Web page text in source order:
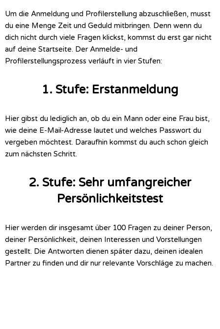
Um die Anmeldung und Profilerstellung abzuschließen, musst
du eine Menge Zeit und Geduld mitbringen. Denn wenn du
dich nicht durch viele Fragen klickst, kommst du erst gar nicht
auf deine Startseite. Der Anmelde- und
Profilerstellungsprozess verläuft in vier Stufen:
1. Stufe: Erstanmeldung
Hier gibst du lediglich an, ob du ein Mann oder eine Frau bist,
wie deine E-Mail-Adresse lautet und welches Passwort du
vergeben möchtest. Daraufhin kommst du auch schon gleich
zum nächsten Schritt.
2. Stufe: Sehr umfangreicher
Persönlichkeitstest
Hier werden dir insgesamt über 100 Fragen zu deiner Person,
deiner Persönlichkeit, deinen Interessen und Vorstellungen
gestellt. Die Antworten dienen später dazu, deinen idealen
Partner zu finden und dir nur relevante Vorschläge zu machen.